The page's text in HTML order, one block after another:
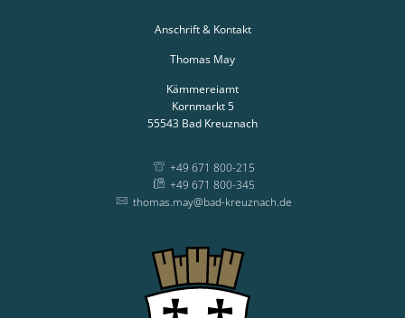
Anschrift & Kontakt
Thomas May
Kämmereiamt
Kornmarkt 5
55543 Bad Kreuznach
+49 671 800-215
+49 671 800-345
thomas.may@bad-kreuznach.de